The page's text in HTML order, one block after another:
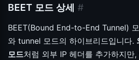
BEET 모드 상세 #
BEET(Bound End-to-End Tunnel)
와 tunnel 모드의 하이브리드입니다.
모드처럼 외부 IP 헤더를 추가하지만,